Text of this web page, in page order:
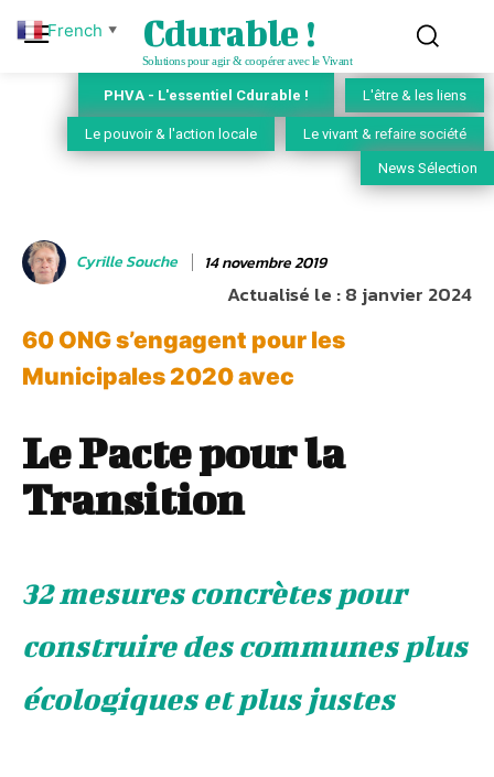
Cdurable !
Solutions pour agir & coopérer avec le Vivant
PHVA - L'essentiel Cdurable ! L'être & les liens
Le pouvoir & l'action locale Le vivant & refaire société
News Sélection
Cyrille Souche 14 novembre 2019
Actualisé le :8 janvier 2024
60 ONG s’engagent pour les
Municipales 2020 avec
Le Pacte pour la
Transition
32 mesures concrètes pour
construire des communes plus
écologiques et plus justes
French ▼